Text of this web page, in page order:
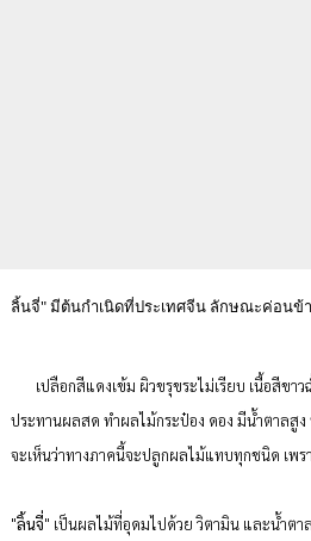
ลิ้นจี่" มีต้นกําเนิดที่ประเทศจีน ลักษณะค่อนข้
เปลือกสีแดงเข้ม ผิวขรุขระไม่เรียบ เนื้อสีขาว
ประทานผลสด ทําผลไม้กระป๋อง ดอง มีน้ำตาลสูง
จะเห็นว่าทางภาคนี้จะปลูกผลไม้แทบทุกชนิด เพ
"ลิ้นจี่" เป็นผลไม้ที่อุดมไปด้วย วิตามิน และน้ำต